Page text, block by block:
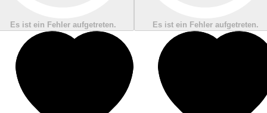
Es ist ein Fehler aufgetreten. Es ist ein Fehler aufgetreten.